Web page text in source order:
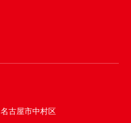
名古屋市中村区